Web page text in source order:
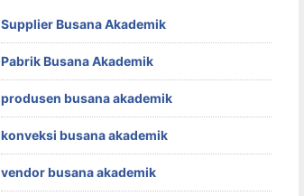
Supplier Busana Akademik
Pabrik Busana Akademik
produsen busana akademik
konveksi busana akademik
vendor busana akademik